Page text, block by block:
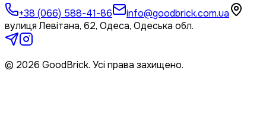
+38 (066) 588-41-86
info@goodbrick.com.ua
вулиця Левітана, 62, Одеса, Одеська обл.
© 2026 GoodBrick. Усі права захищено.